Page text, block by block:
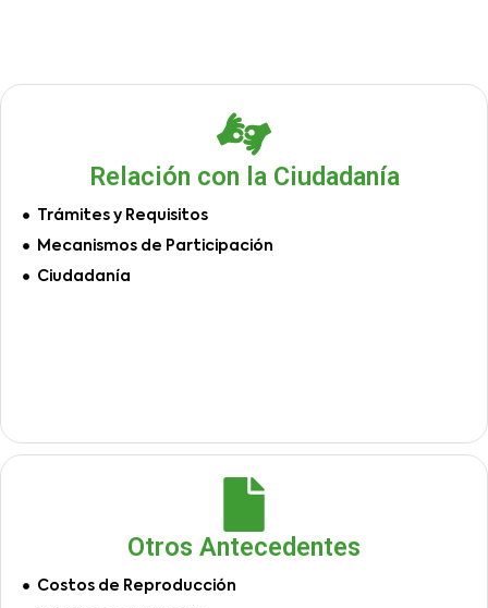
Relación con la Ciudadanía
Trámites y Requisitos
Mecanismos de Participación
Ciudadanía
Otros Antecedentes
Costos de Reproducción